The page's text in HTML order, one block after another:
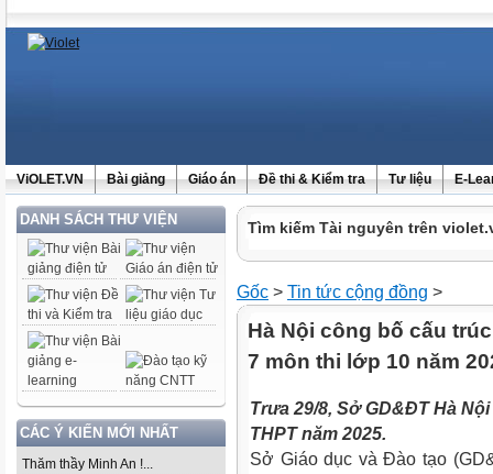
ViOLET.VN Bài giảng Giáo án Đề thi & Kiểm tra Tư liệu E-
DANH SÁCH THƯ VIỆN
CÁC Ý KIẾN MỚI NHẤT
Thăm thầy Minh An !...
Tìm kiếm Tài nguyên trên
Gốc > Tin tức cộng đồng >
Hà Nội công bố cấu
7 môn thi lớp 10 năm
Trưa 29/8, Sở GD&ĐT Hà
THPT năm 2025.
Sở Giáo dục và Đào tạo